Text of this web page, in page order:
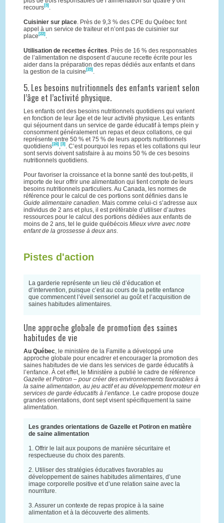
recours[3] .
Cuisinier sur place. Près de 9,3 % des CPE du Québec font
appel à un service de traiteur et n’ont pas de cuisinier sur
place [22] .
Utilisation de recettes écrites. Près de 16 % des responsables
de l’alimentation ne disposent d’aucune recette écrite pour les
aider dans la préparation des repas dédiés aux enfants et dans
la gestion de la cuisine [23] .
5. Les besoins nutritionnels des enfants varient selon
l’âge et l’activité physique.
Les enfants ont des besoins nutritionnels quotidiens qui varient
en fonction de leur âge et de leur activité physique. Les enfants
qui séjournent dans un service de garde éducatif à temps plein y
consomment généralement un repas et deux collations, ce qui
représente entre 50 % et 75 % de leurs apports nutritionnels
quotidiens[24] ,[3] . C’est pourquoi les repas et les collations qui leur
sont servis doivent satisfaire à au moins 50 % de ces besoins
nutritionnels quotidiens.
Pour favoriser la croissance et la bonne santé des tout-petits, il
importe de leur offrir une alimentation qui tient compte de leurs
besoins nutritionnels particuliers. Au Canada, les normes de
référence pour le calcul de ces portions sont définies dans le
Guide alimentaire canadien. Mais comme celui-ci s’adresse aux
individus de 2 ans et plus, il est préférable d’utiliser d’autres
ressources pour le calcul des portions dédiées aux enfants de
moins de 2 ans, tel le guide québécois Mieux vivre avec notre
enfant de la grossesse à deux ans.
Pistes d'action
La garderie représente un lieu clé d’éducation et
d’intervention, puisque c’est au cours de la petite enfance
que commencent l’éveil sensoriel au goût et l’acquisition de
saines habitudes alimentaires.
Une approche globale de promotion des saines
habitudes de vie
Au Québec, le ministère de la Famille a développé une
approche globale pour encadrer et encourager la promotion des
saines habitudes de vie dans les services de garde éducatifs à
l’enfance. À cet effet, le Ministère a publié le cadre de référence
Gazelle et Potiron – pour créer des environnements favorables à
la saine alimentation, au jeu actif et au développement moteur en
services de garde éducatifs à l’enfance. Le cadre propose douze
grandes orientations, dont sept visent spécifiquement la saine
alimentation.
Les grandes orientations de Gazelle et Potiron en matière
de saine alimentation
1. Offrir le lait aux poupons de manière sécuritaire et
respectueuse du choix des parents.
2. Utiliser des stratégies éducatives favorables au
développement de saines habitudes alimentaires, d’une
image corporelle positive et d’une relation saine avec la
nourriture.
3. Assurer un contexte de repas propice à la saine
alimentation et à la découverte des aliments.